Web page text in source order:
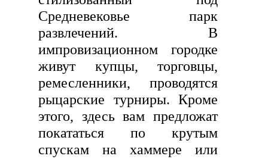
Средневековье парк
развлечений. В
импровизационном городке
живут купцы, торговцы,
ремесленники, проводятся
рыцарские турниры. Кроме
этого, здесь вам предложат
покататься по крутым
спускам на хаммере или